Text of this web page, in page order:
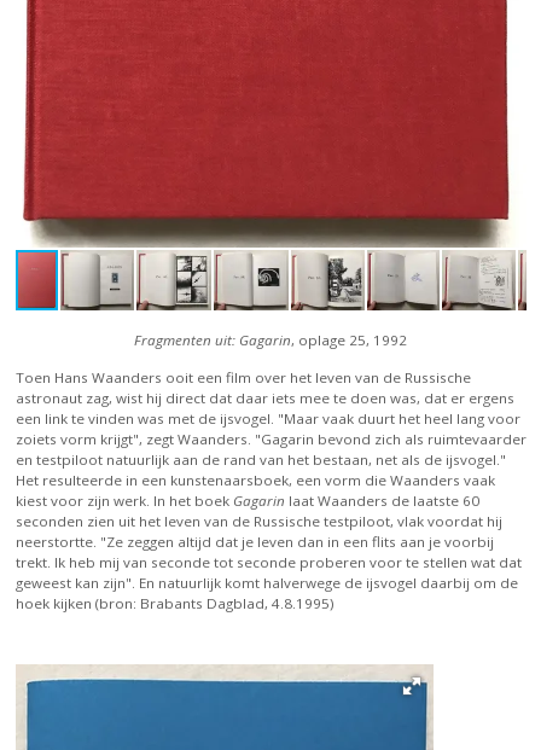
Fragmenten uit: Gagarin, oplage 25, 1992
Toen Hans Waanders ooit een film over het leven van de Russische
astronaut zag, wist hij direct dat daar iets mee te doen was, dat er ergens
een link te vinden was met de ijsvogel. "Maar vaak duurt het heel lang voor
zoiets vorm krijgt", zegt Waanders. "Gagarin bevond zich als ruimtevaarder
en testpiloot natuurlijk aan de rand van het bestaan, net als de ijsvogel."
Het resulteerde in een kunstenaarsboek, een vorm die Waanders vaak
kiest voor zijn werk. In het boek Gagarin laat Waanders de laatste 60
seconden zien uit het leven van de Russische testpiloot, vlak voordat hij
neerstortte. "Ze zeggen altijd dat je leven dan in een flits aan je voorbij
trekt. Ik heb mij van seconde tot seconde proberen voor te stellen wat dat
geweest kan zijn". En natuurlijk komt halverwege de ijsvogel daarbij om de
hoek kijken (bron: Brabants Dagblad, 4.8.1995)